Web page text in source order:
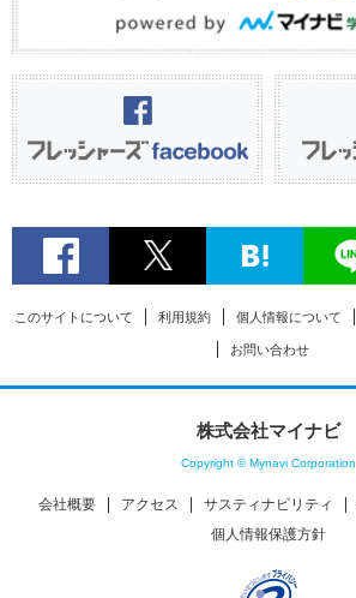
このサイトについて 利用規約 個人情報について
お問い合わせ
株式会社マイナビ
Copyright © Mynavi Corporation
会社概要 アクセス サスティナビリティ
個人情報保護方針